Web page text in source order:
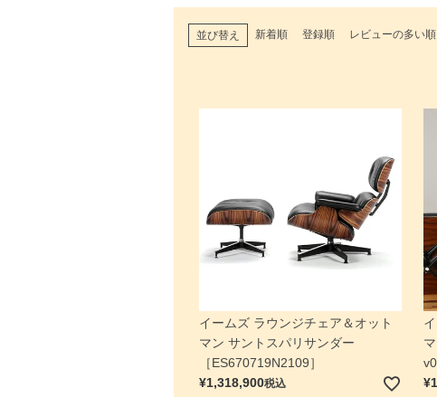
並び替え 新着順 登録順 レビューの多い順
イームズ ラウンジチェア＆オット
マン サントスパリサンダー
［ES670719N2109］
¥1,318,900税込
¥